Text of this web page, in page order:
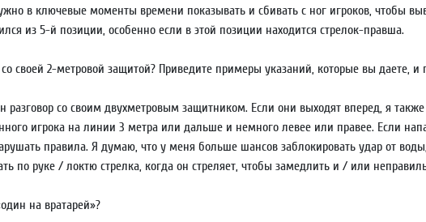
в ключевые моменты времени показывать и сбивать с ног игроков, чтобы
из 5-й позиции, особенно если в этой позиции находится стрелок-правша.
своей 2-метровой защитой? Приведите примеры указаний, которые вы даете, и
разговор со своим двухметровым защитником. Если они выходят вперед, я
игрока на линии 3 метра или дальше и немного левее или правее. Если
правила. Я думаю, что у меня больше шансов заблокировать удар от
по руке / локтю стрелка, когда он стреляет, чтобы замедлить и / или
на вратарей»?